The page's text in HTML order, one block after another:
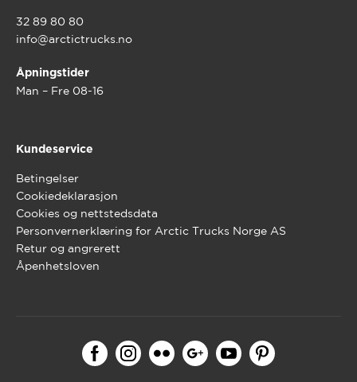
32 89 80 80
info@arctictrucks.no
Åpningstider
Man – Fre 08-16
Kundeservice
Betingelser
Cookiedeklarasjon
Cookies og nettstedsdata
Personvernerklæring for Arctic Trucks Norge AS
Retur og angrerett
Åpenhetsloven